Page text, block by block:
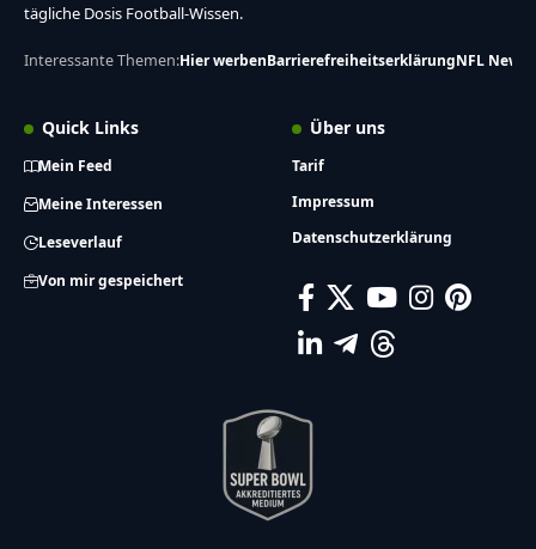
tägliche Dosis Football-Wissen.
Interessante Themen:Hier werbenBarrierefreiheitserklärungNFL News
Quick Links
Mein Feed
Meine Interessen
Leseverlauf
Von mir gespeichert
Über uns
Tarif
Impressum
Datenschutzerklärung